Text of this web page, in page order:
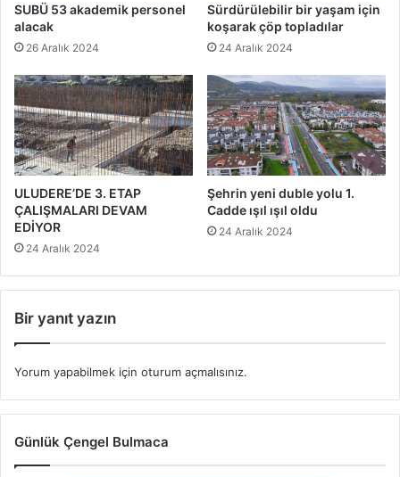
SUBÜ 53 akademik personel
alacak
26 Aralık 2024
Sürdürülebilir bir yaşam için
koşarak çöp topladılar
24 Aralık 2024
ULUDERE’DE 3. ETAP
ÇALIŞMALARI DEVAM
EDİYOR
24 Aralık 2024
Şehrin yeni duble yolu 1.
Cadde ışıl ışıl oldu
24 Aralık 2024
Bir yanıt yazın
Yorum yapabilmek için oturum açmalısınız.
Günlük Çengel Bulmaca